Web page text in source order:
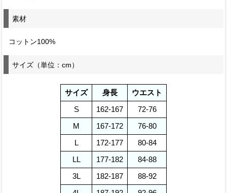
素材
コットン100%
サイズ（単位：cm）
サイズ 身長
ウエスト
S
162-167
72-76
M
167-172
76-80
L
172-177
80-84
LL
177-182
84-88
3L
182-187
88-92